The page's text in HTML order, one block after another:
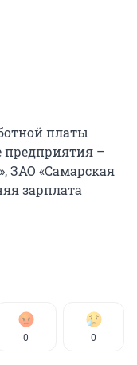
платы
–
ЗАО «Самарская
зарплата
0 0